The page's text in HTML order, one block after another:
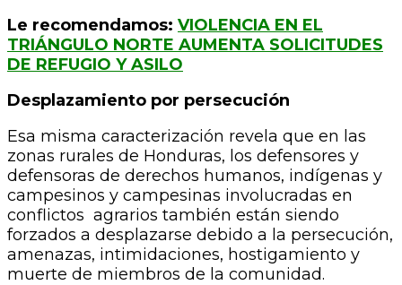
Le recomendamos: VIOLENCIA EN EL
TRIÁNGULO NORTE AUMENTA SOLICITUDES
DE REFUGIO Y ASILO
Desplazamiento por persecución
Esa misma caracterización revela que en las
zonas rurales de Honduras, los defensores y
defensoras de derechos humanos, indígenas y
campesinos y campesinas involucradas en
conflictos agrarios también están siendo
forzados a desplazarse debido a la persecución,
amenazas, intimidaciones, hostigamiento y
muerte de miembros de la comunidad.